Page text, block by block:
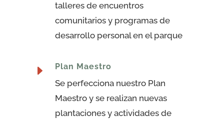
talleres de encuentros
comunitarios y programas de
desarrollo personal en el parque
E Plan Maestro
Se perfecciona nuestro Plan
Maestro y se realizan nuevas
plantaciones y actividades de